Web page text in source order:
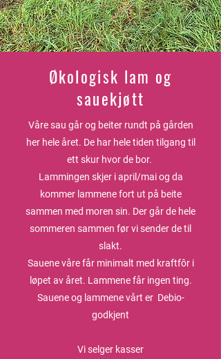
Økologisk lam og
sauekjøtt
Våre sau går og beiter rundt på gården
her hele året. De har hele tiden tilgang til
ett skur hvor de bor.
Lammingen skjer i april/mai og da
kommer lammene fort ut på beite
sammen med moren sin. Der går de hele
sommeren sammen før vi sender de til
slakt.
Sauene våre får minimalt med kraftfôr i
løpet av året. Lammene får ingen ting.
Sauene og lammene vårt er Debio-
godkjent
Vi selger kasser